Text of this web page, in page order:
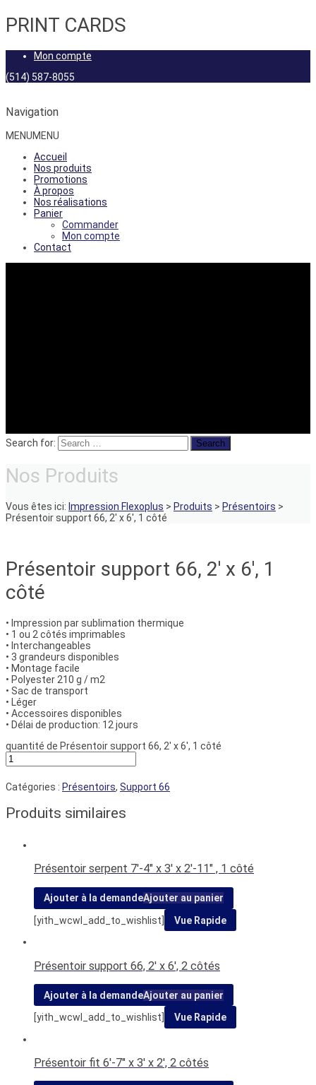
PRINT CARDS
Mon compte
(514) 587-8055
Navigation
MENUMENU
Accueil
Nos produits
Promotions
À propos
Nos réalisations
Panier
Commander
Mon compte
Contact
Search for:
Nos Produits
Vous êtes ici: Impression Flexoplus > Produits > Présentoirs >
Présentoir support 66, 2′ x 6′, 1 côté
Présentoir support 66, 2′ x 6′, 1
côté
• Impression par sublimation thermique
• 1 ou 2 côtés imprimables
• Interchangeables
• 3 grandeurs disponibles
• Montage facile
• Polyester 210 g / m2
• Sac de transport
• Léger
• Accessoires disponibles
• Délai de production: 12 jours
quantité de Présentoir support 66, 2' x 6', 1 côté
Catégories : Présentoirs, Support 66
Produits similaires
Présentoir serpent 7′-4″ x 3′ x 2′-11″ , 1 côté
Ajouter à la demandeAjouter au panier
[yith_wcwl_add_to_wishlist]
Vue Rapide
Présentoir support 66, 2′ x 6′, 2 côtés
Ajouter à la demandeAjouter au panier
[yith_wcwl_add_to_wishlist]
Vue Rapide
Présentoir fit 6′-7″ x 3′ x 2′, 2 côtés